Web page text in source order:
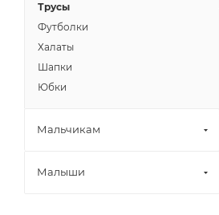
Трусы
Футболки
Халаты
Шапки
Юбки
Мальчикам
Малыши